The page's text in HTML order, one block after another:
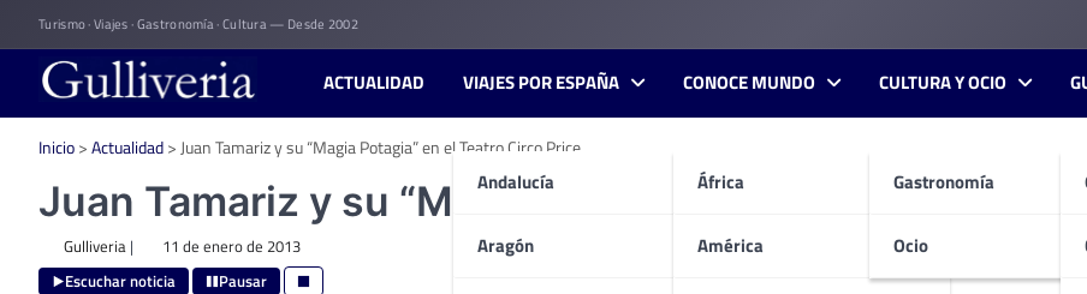
to
content
Turismo · Viajes · Gastronomía · Cultura — Desde 2002
ACTUALIDAD VIAJES POR ESPAÑA
Andalucía
Aragón
CONOCE MUNDO
África
América
CULTURA Y OCIO
Gastronomía
Ocio
Inicio>Actualidad> Juan Tamariz y su “Magia Potagia” en el Teatro Circo Price.
Juan Tamariz y su “Magia Potagia” en el Teatro Circo
Gulliveria| 11 de enero de 2013
Escuchar noticia Pausar